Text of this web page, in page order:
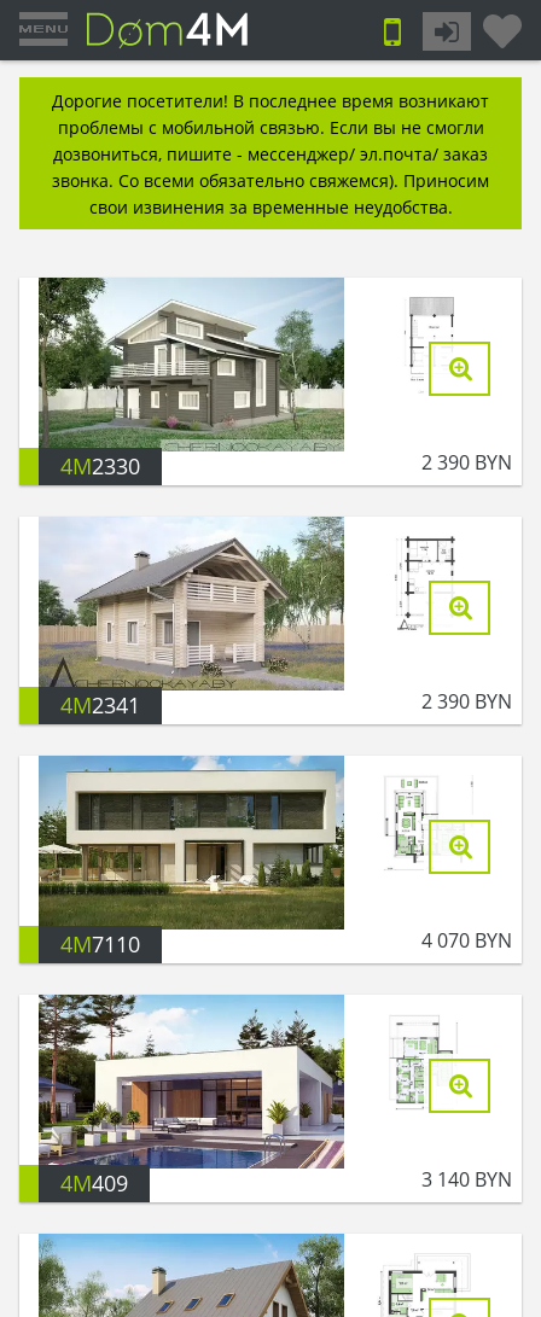
Дорогие посетители! В последнее время возникают
проблемы с мобильной связью. Если вы не смогли
дозвониться, пишите - мессенджер/ эл.почта/ заказ
звонка. Со всеми обязательно свяжемся). Приносим
свои извинения за временные неудобства.
4M2330 2 390 BYN
4M2341 2 390 BYN
4M7110 4 070 BYN
4M409 3 140 BYN